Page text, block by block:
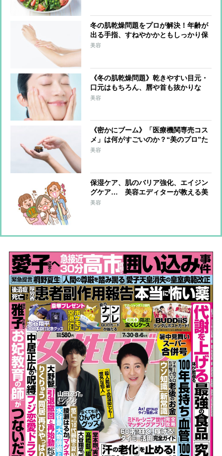
冬の肌乾燥問題をプロが解決！年齢が
出る手指、すねやかかともしっかり保
湿「調理中はこまめに手を拭く」のも
美容
《冬の肌乾燥問題》乾きやすい目元・
口元はもちろん、唇や首も抜かりな
く！ブースターを活用、ドラッグスト
美容
《密かにブーム》「医療機関専売コス
メ」は何がすごいのか？“美のプロ”た
ちが選んだ逸品とその理由
美容
保湿ケア、肌のバリア強化、エイジン
グケア… 美容エディターが教える美
肌にマストな「美容成分」は？
美容